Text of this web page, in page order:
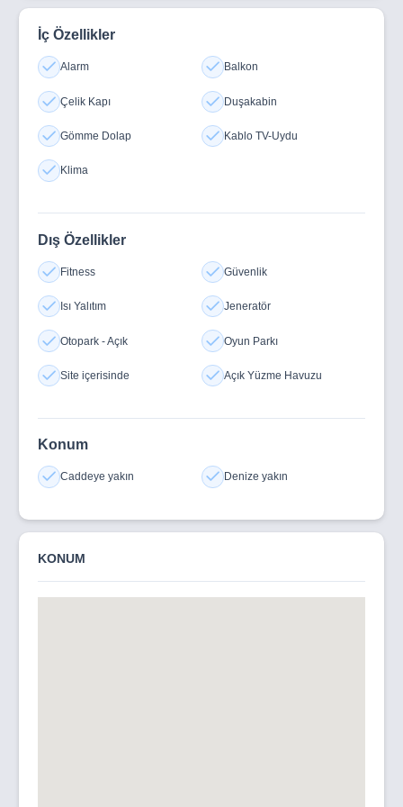
İç Özellikler
Alarm Balkon
Çelik Kapı Duşakabin
Gömme Dolap Kablo TV-Uydu
Klima
Dış Özellikler
Fitness Güvenlik
Isı Yalıtım Jeneratör
Otopark - Açık Oyun Parkı
Site içerisinde Açık Yüzme Havuzu
Konum
Caddeye yakın Denize yakın
KONUM